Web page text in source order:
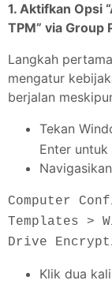
1. Aktifkan Opsi
TPM” via Group
Langkah
mengatur
berjalan
Tekan
Enter
Computer
Templates >
Drive
Klik dua